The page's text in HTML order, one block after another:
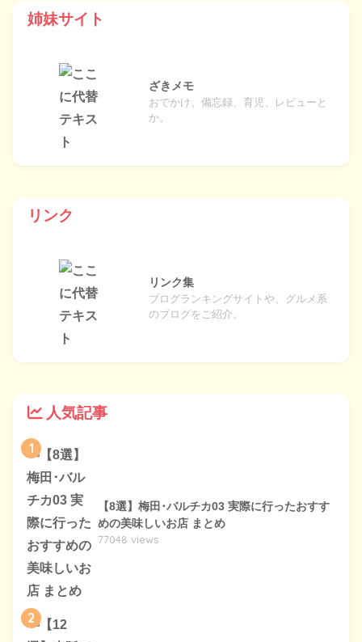
姉妹サイト
ざきメモ
おでかけ、備忘録、育児、レビューと
か。
リンク
リンク集
ブログランキングサイトや、グルメ系
のブログをご紹介。
人気記事
1
【8選】梅田･バルチカ03 実際に行ったおすす
めの美味しいお店 まとめ
77048 views
2